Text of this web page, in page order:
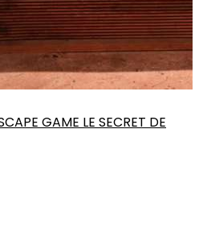
GAME LE SECRET DE